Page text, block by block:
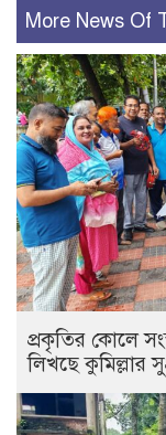
More News Of
প্রকৃতির কোলে
লিখছে কুমিল্লার